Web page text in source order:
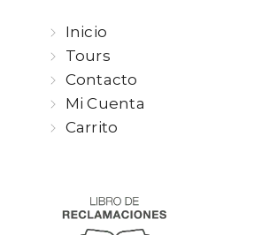
Inicio
Tours
Contacto
Mi Cuenta
Carrito